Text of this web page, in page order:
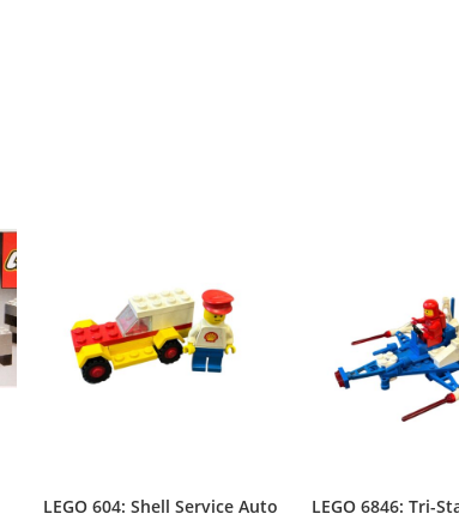
LEGO 604: Shell Service Auto LEGO 6846: Tri-